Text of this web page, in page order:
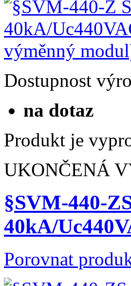
Dostupnost
na dotaz
Produkt je
UKONČENÁ
§SVM-440-
40kA/
Porovnat